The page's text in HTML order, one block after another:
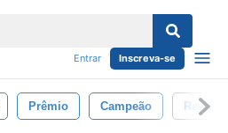
Entrar Inscreva-se
Prêmio Campeão